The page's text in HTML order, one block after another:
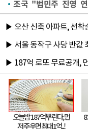
조국 "범민주 진영